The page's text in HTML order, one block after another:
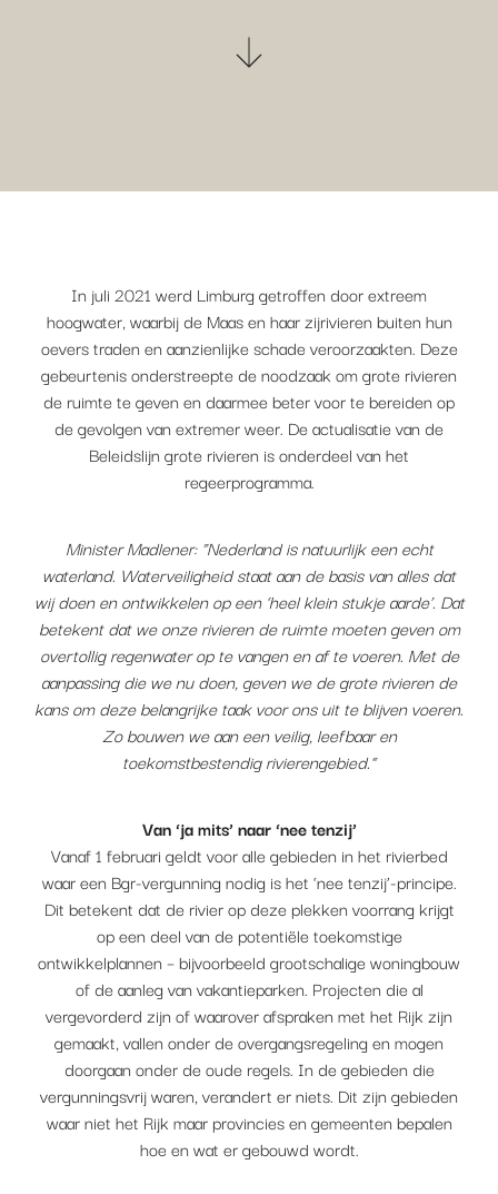
In juli 2021 werd Limburg getroffen door extreem
hoogwater, waarbij de Maas en haar zijrivieren buiten hun
oevers traden en aanzienlijke schade veroorzaakten. Deze
gebeurtenis onderstreepte de noodzaak om grote rivieren
de ruimte te geven en daarmee beter voor te bereiden op
de gevolgen van extremer weer. De actualisatie van de
Beleidslijn grote rivieren is onderdeel van het
regeerprogramma.
Minister Madlener: “Nederland is natuurlijk een echt
waterland. Waterveiligheid staat aan de basis van alles dat
wij doen en ontwikkelen op een ‘heel klein stukje aarde’. Dat
betekent dat we onze rivieren de ruimte moeten geven om
overtollig regenwater op te vangen en af te voeren. Met de
aanpassing die we nu doen, geven we de grote rivieren de
kans om deze belangrijke taak voor ons uit te blijven voeren.
Zo bouwen we aan een veilig, leefbaar en
toekomstbestendig rivierengebied.”
Van ‘ja mits’ naar ‘nee tenzij’
Vanaf 1 februari geldt voor alle gebieden in het rivierbed
waar een Bgr-vergunning nodig is het ‘nee tenzij’-principe.
Dit betekent dat de rivier op deze plekken voorrang krijgt
op een deel van de potentiële toekomstige
ontwikkelplannen – bijvoorbeeld grootschalige woningbouw
of de aanleg van vakantieparken. Projecten die al
vergevorderd zijn of waarover afspraken met het Rijk zijn
gemaakt, vallen onder de overgangsregeling en mogen
doorgaan onder de oude regels. In de gebieden die
vergunningsvrij waren, verandert er niets. Dit zijn gebieden
waar niet het Rijk maar provincies en gemeenten bepalen
hoe en wat er gebouwd wordt.